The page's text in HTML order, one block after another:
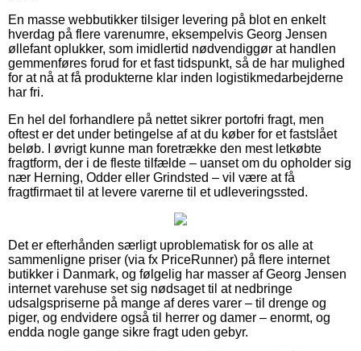
En masse webbutikker tilsiger levering på blot en enkelt
hverdag på flere varenumre, eksempelvis Georg Jensen
øllefant oplukker, som imidlertid nødvendiggør at handlen
gemmenføres forud for et fast tidspunkt, så de har mulighed
for at nå at få produkterne klar inden logistikmedarbejderne
har fri.
En hel del forhandlere på nettet sikrer portofri fragt, men
oftest er det under betingelse af at du køber for et fastslået
beløb. I øvrigt kunne man foretrække den mest letkøbte
fragtform, der i de fleste tilfælde – uanset om du opholder sig
nær Herning, Odder eller Grindsted – vil være at få
fragtfirmaet til at levere varerne til et udleveringssted.
Det er efterhånden særligt uproblematisk for os alle at
sammenligne priser (via fx PriceRunner) på flere internet
butikker i Danmark, og følgelig har masser af Georg Jensen
internet varehuse set sig nødsaget til at nedbringe
udsalgspriserne på mange af deres varer – til drenge og
piger, og endvidere også til herrer og damer – enormt, og
endda nogle gange sikre fragt uden gebyr.